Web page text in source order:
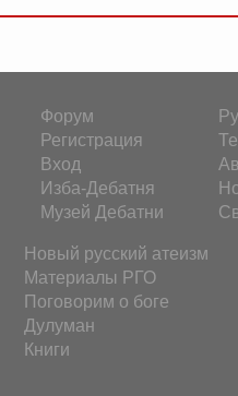
Форум
Регистрация
Вход
Изба-Дебатня
Музей Дебатни
Новый русский атеизм
Материалы РГО
Поговорим о боге
Дулуман
Книги